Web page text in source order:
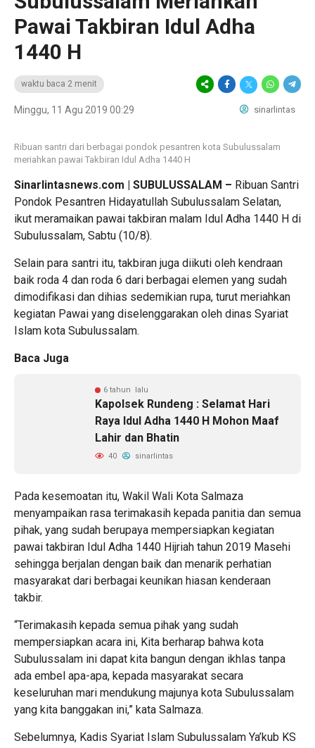
Pawai Takbiran Idul Adha
1440 H
waktu baca 2 menit
Minggu, 11 Agu 2019 00:29 sinarlintas
Ribuan santri dari berbagai pondok pesantren kota Subulussalam
meriahkan pawai Takbiran Idul Adha 1440 H
Sinarlintasnews.com | SUBULUSSALAM – Ribuan Santri
Pondok Pesantren Hidayatullah Subulussalam Selatan,
ikut meramaikan pawai takbiran malam Idul Adha 1440 H di
Subulussalam, Sabtu (10/8).
Selain para santri itu, takbiran juga diikuti oleh kendraan
baik roda 4 dan roda 6 dari berbagai elemen yang sudah
dimodifikasi dan dihias sedemikian rupa, turut meriahkan
kegiatan Pawai yang diselenggarakan oleh dinas Syariat
Islam kota Subulussalam.
Baca Juga
6 tahun lalu
Kapolsek Rundeng : Selamat Hari
Raya Idul Adha 1440 H Mohon Maaf
Lahir dan Bhatin
40 sinarlintas
Pada kesemoatan itu, Wakil Wali Kota Salmaza
menyampaikan rasa terimakasih kepada panitia dan semua
pihak, yang sudah berupaya mempersiapkan kegiatan
pawai takbiran Idul Adha 1440 Hijriah tahun 2019 Masehi
sehingga berjalan dengan baik dan menarik perhatian
masyarakat dari berbagai keunikan hiasan kenderaan
takbir.
“Terimakasih kepada semua pihak yang sudah
mempersiapkan acara ini, Kita berharap bahwa kota
Subulussalam ini dapat kita bangun dengan ikhlas tanpa
ada embel apa-apa, kepada masyarakat secara
keseluruhan mari mendukung majunya kota Subulussalam
yang kita banggakan ini,” kata Salmaza.
Sebelumnya, Kadis Syariat Islam Subulussalam Ya’kub KS